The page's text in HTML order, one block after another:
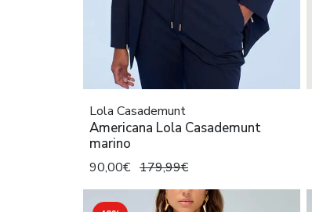
Lola Casademunt
Americana Lola Casademunt
marino
90,00€ 179,99€